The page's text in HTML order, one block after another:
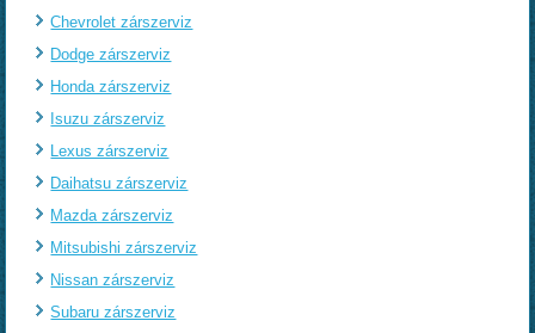
Chevrolet zárszerviz
Dodge zárszerviz
Honda zárszerviz
Isuzu zárszerviz
Lexus zárszerviz
Daihatsu zárszerviz
Mazda zárszerviz
Mitsubishi zárszerviz
Nissan zárszerviz
Subaru zárszerviz